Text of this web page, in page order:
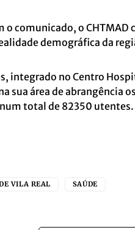
o comunicado, o CHTMAD
demográfica da
integrado no Centro
sua área de abrangência
total de 82350 utentes.
VILA REAL SAÚDE